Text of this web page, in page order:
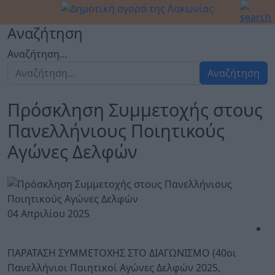
Αναζήτηση
Αναζήτηση...
Αναζήτηση
Πρόσκληση Συμμετοχής στους
Πανελλήνιους Ποιητικούς
Αγώνες Δελφών
04 Απριλίου 2025
ΠΑΡΑΤΑΣΗ ΣΥΜΜΕΤΟΧΗΣ ΣΤΟ ΔΙΑΓΩΝΙΣΜΟ (40οι
Πανελλήνιοι Ποιητικοί Αγώνες Δελφών 2025,